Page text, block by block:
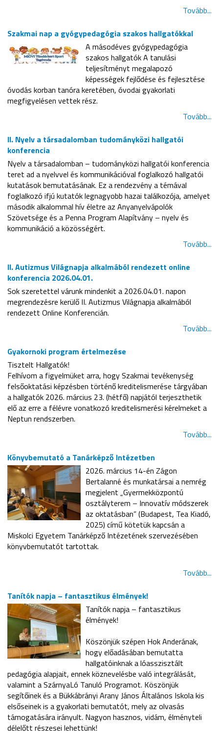
Tovább...
Szakmai nap a gyógypedagógia szakos hallgatókkal
A másodéves gyógypedagógia
szakos hallgatók A tanulási
teljesítményt megalapozó
képességek fejlődése és fejlesztése
óvodás korban tanóra keretében, óvodai gyakorlati
megfigyelésen vettek rész.
Tovább...
II. Nyelv a társadalomban tudományközi hallgatói
konferencia
Nyelv a társadalomban – tudományközi hallgatói konferencia
teret ad a nyelvvel és kommunikációval foglalkozó hallgatói
kutatások bemutatásának. Ez a rendezvény a témával
foglalkozó ifjú kutatók legnagyobb hazai találkozója, amelyet
második alkalommal hív életre az Anyanyelvápolók
Szövetsége és a Penna Program Alapítvány – nyelv és
kommunikáció a közösségért.
Tovább...
II. Autizmus Világnapja alkalmából rendezett online
konferencia 2026.04.01.
Sok szeretettel várunk mindenkit a 2026.04.01. napon
megrendezésre kerülő II. Autizmus Világnapja alkalmából
rendezett Online Konferencián.
Tovább...
Gyakornoki program értelmezése
Tisztelt Hallgatók!
Felhívom a figyelmüket arra, hogy Szakmai tevékenység
felsőoktatási képzésben történő kreditelismerése tárgyában
a hallgatók 2026. március 23. (hétfő) napjától terjeszthetik
elő az erre a félévre vonatkozó kreditelismerési kérelmeket a
Neptun rendszerben.
Tovább...
Könyvbemutató a Tanárképző Intézetben
2026. március 14-én Zágon
Bertalanné és munkatársai a nemrég
megjelent „Gyermekközpontú
osztályterem – Innovatív módszerek
az oktatásban” (Budapest, Tea Kiadó,
2025) című kötetük kapcsán a
Miskolci Egyetem Tanárképző Intézetének szervezésében
könyvbemutatót tartottak.
Tovább...
Tanítók napja – fantasztikus élmények!
Tanítók napja – fantasztikus
élmények!
Köszönjük szépen Hok Anderának,
hogy előadásában bemutatta
hallgatóinknak a lóasszisztált
pedagógia alapjait, ennek köznevelésbe való integrálását,
valamint a SzárnyaLó Tanuló Programot. Köszönjük
segítőinek és a Bükkábrányi Arany János Általános Iskola kis
elsőseinek is a gyakorlati bemutatót, mely az olvasás
támogatására irányult. Nagyon hasznos, vidám, élményteli
délelőtt részesei lehettünk!